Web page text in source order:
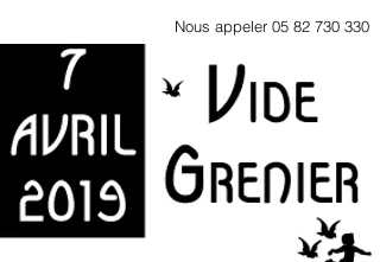
Nous appeler 05 82 730 330